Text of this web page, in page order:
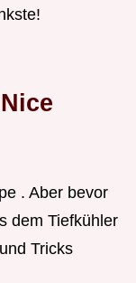
. Aber bevor
dem Tiefkühler
Tricks